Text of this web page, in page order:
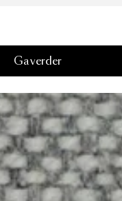
Ga verder